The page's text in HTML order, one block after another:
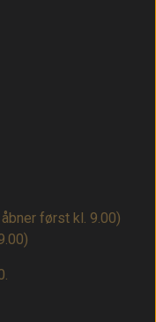
først kl. 9.00)